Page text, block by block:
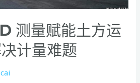
测量赋能土方运
计量难题
cai